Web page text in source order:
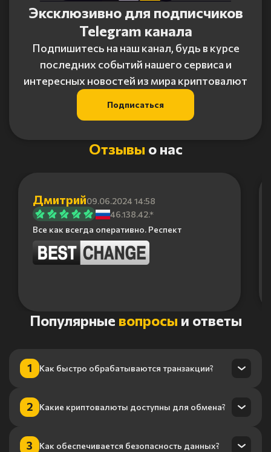
Эксклюзивно для подписчиков
Telegram канала
Подпишитесь на наш канал, будь в курсе
последних событий нашего сервиса и
интересных новостей из мира криптовалют
Подписаться
Отзывы о нас
Дмитрий09.06.2024 14:58
46.138.42.*
Все как всегда оперативно. Респект
Популярные вопросы и ответы
1 Как быстро обрабатываются транзакции?
Транзакции обрабатываются в течение нескольких минут
благодаря нашему высокопроизводительному
2 Какие криптовалюты доступны для обмена?
Мы поддерживаем более 100 криптовалют, включая
3 Как обеспечивается безопасность данных?